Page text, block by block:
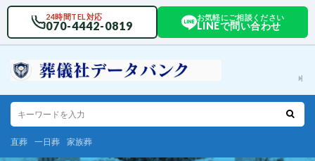
24時間TEL対応
070-4442-0819
お気軽にご相談ください
LINEで問い合わせ
直葬 一日葬 家族葬